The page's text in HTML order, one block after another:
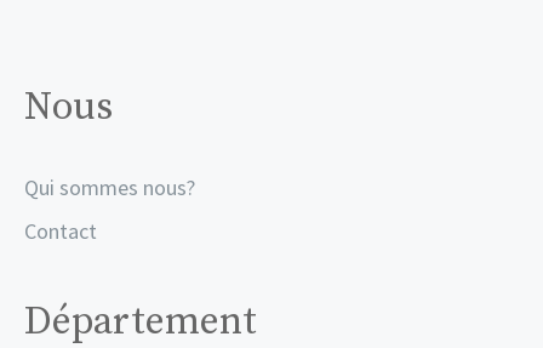
Nous
Qui sommes nous?
Contact
Département